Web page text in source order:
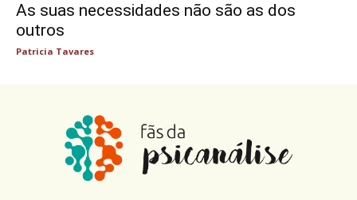
As suas necessidades não são as dos
outros
Patricia Tavares